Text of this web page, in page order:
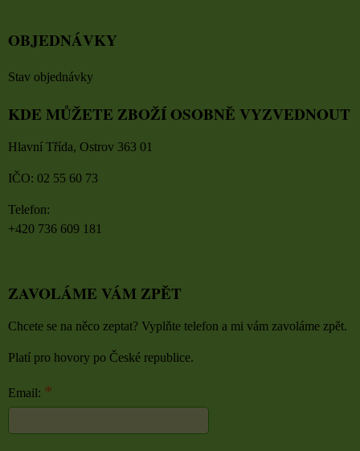
OBJEDNÁVKY
Stav objednávky
KDE MŮŽETE ZBOŽÍ OSOBNĚ VYZVEDNOUT
Hlavní Třída, Ostrov 363 01
IČO: 02 55 60 73
Telefon:
+420 736 609 181
ZAVOLÁME VÁM ZPĚT
Chcete se na něco zeptat? Vyplňte telefon a mi vám zavoláme zpět.
Platí pro hovory po České republice.
Email: *